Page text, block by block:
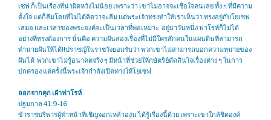
เซฟ ก็เป็นเรื่องที่น่าผิดหวังไม่น้อย เพราะว่า เขาไม่อาจจะเชื่อใจคนเลย ทั้ง ๆ ที่มีความ
ตั้งใจ แต่ก็ลืมโดยที่ไม่ได้คิดว่าจะลืม แต่พระเจ้าทรงทำให้เราเห็นว่า ทรงอยู่กับโยเซฟ
เสมอ และเวลาของพระองค์จะเป็นเวลาที่พอเหมาะ อยู่มาวันหนึ่ง ฟาโรห์ก็ไม่ได้
อย่างที่ทรงต้องการ นั่นคือ ความฝันสองเรื่องที่ไม่มีใครสักคนในแผ่นดินที่สามารถ
ทำนายฝันให้ได้!!ปราชญ์ในราชวังยอมรับว่า พวกเขาไม่สามารถบอกความหมายของ
ฝันได้ พวกเขาไม่รู้อนาคตจริง ๆ มีหน้าที่ช่วยให้กษัตริย์ตัดสินใจเรื่องต่าง ๆ ในการ
ปกครอง แต่ครั้งนี้พระเจ้ากำลังเปิดทางให้โยเซฟ
ออกจากคุก เฝ้าฟาโรห์
ปฐมกาล 41:9-16
ข้าราชบริพารผู้ทำหน้าที่เชิญจอกเหล้าองุ่น ได้รู้เรื่องนี้ด้วย เพราะเขาใกล้ชิดองค์